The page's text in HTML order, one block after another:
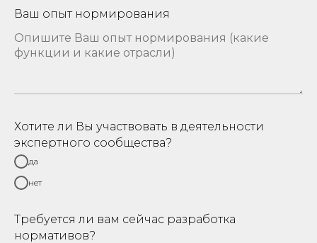
Ваш опыт нормирования
Хотите ли Вы участвовать в деятельности
экспертного сообщества?
да
нет
Требуется ли вам сейчас разработка
нормативов?